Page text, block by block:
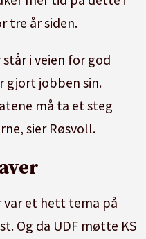
tre år siden.
i veien for god
jobben sin.
må ta et steg
sier Røsvoll.
et hett tema på
Og da UDF møtte KS